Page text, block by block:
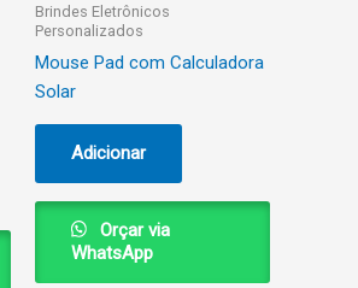
Brindes Eletrônicos
Personalizados
Mouse Pad com Calculadora
Solar
Adicionar
Orçar via
WhatsApp